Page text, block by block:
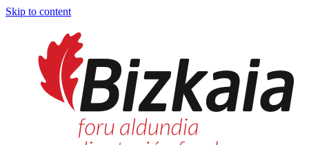
Skip to content